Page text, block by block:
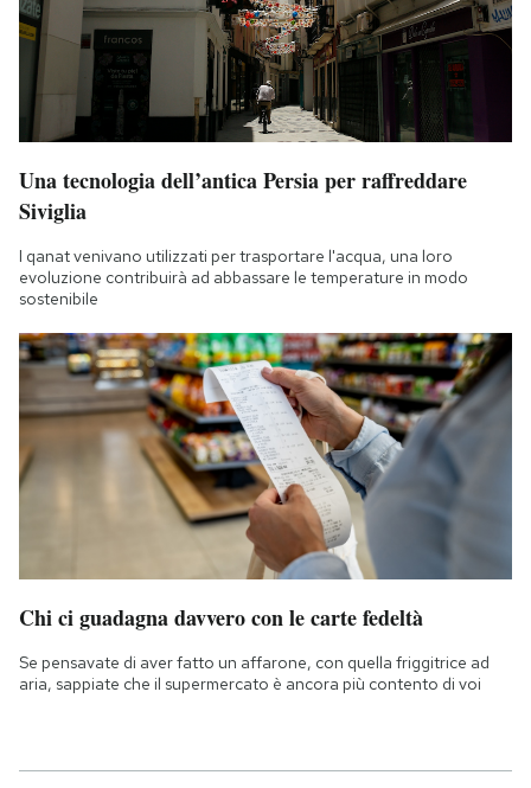
Una tecnologia dell’antica Persia per raffreddare
Siviglia
I qanat venivano utilizzati per trasportare l'acqua, una loro
evoluzione contribuirà ad abbassare le temperature in modo
sostenibile
Chi ci guadagna davvero con le carte fedeltà
Se pensavate di aver fatto un affarone, con quella friggitrice ad
aria, sappiate che il supermercato è ancora più contento di voi